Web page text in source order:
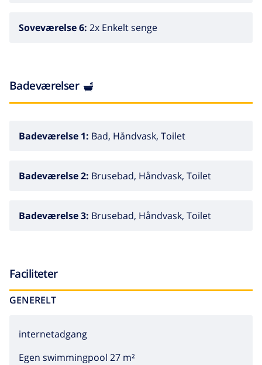
overvågning. Residence med elektriske porte.
Soveværelse 6: 2x Enkelt senge
Badeværelser
Badeværelse 1: Bad, Håndvask, Toilet
Badeværelse 2: Brusebad, Håndvask, Toilet
Badeværelse 3: Brusebad, Håndvask, Toilet
Faciliteter
GENERELT
internetadgang
Egen swimmingpool 27 m²